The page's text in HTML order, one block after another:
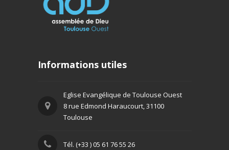
Informations utiles
Eglise Evangélique de Toulouse Ouest
8 rue Edmond Haraucourt, 31100
Toulouse
Tél. (+33 ) 05 61 76 55 26